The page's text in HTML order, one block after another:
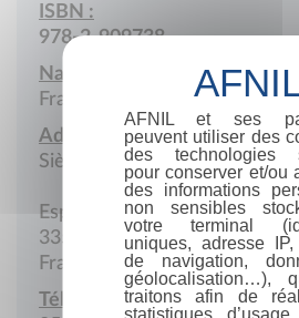
ISBN :
978-2-909738
Nationalité :
France
Adresse :
Siège social
Espace Legendre, BP 205
33500 Libourne cedex
France
Téléphone :
AFNIL et ses
peuvent utiliser des
des technologies
pour conserver et/ou
des informations
non sensibles
votre terminal
uniques, adresse
de navigation,
géolocalisation…),
traitons afin de
statistiques